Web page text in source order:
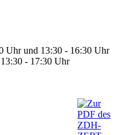
Uhr und 13:30 - 16:30 Uhr
- 17:30 Uhr